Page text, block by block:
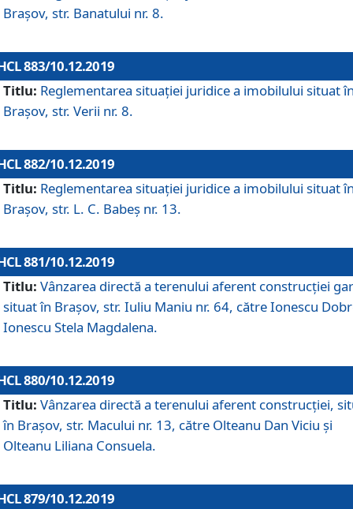
Brașov, str. Banatului nr. 8.
883/10.12.2019
Titlu: Reglementarea situației juridice a imobilului situat
Brașov, str. Verii nr. 8.
882/10.12.2019
Titlu: Reglementarea situației juridice a imobilului situat
Brașov, str. L. C. Babeș nr. 13.
881/10.12.2019
Titlu: Vânzarea directă a terenului aferent construcției
situat în Brașov, str. Iuliu Maniu nr. 64, către Ionescu
Ionescu Stela Magdalena.
880/10.12.2019
Titlu: Vânzarea directă a terenului aferent construcției,
în Brașov, str. Macului nr. 13, către Olteanu Dan Viciu și
Olteanu Liliana Consuela.
879/10.12.2019